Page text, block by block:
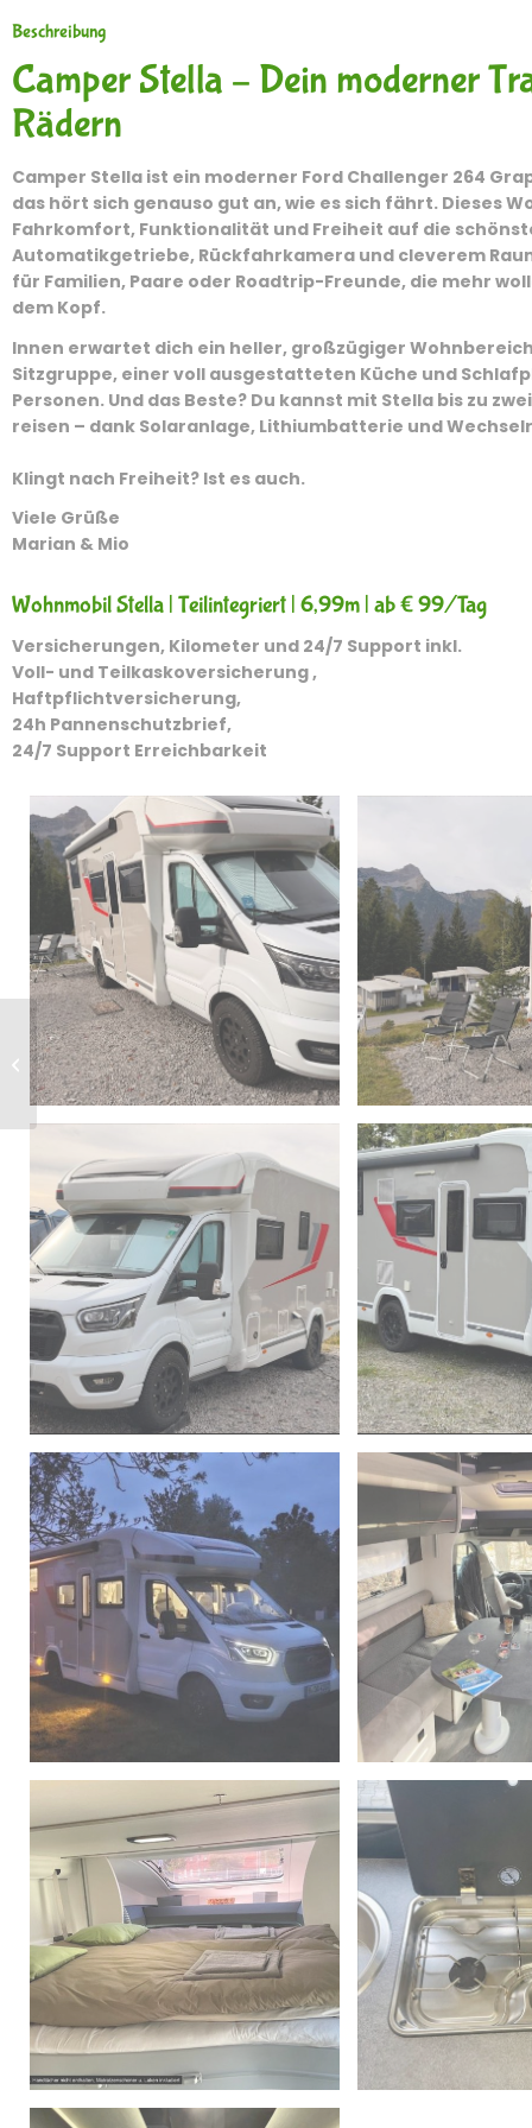
Beschreibung
Camper Stella – Dein moderner
Rädern
Camper Stella ist ein moderner Ford Challenger 264
das hört sich genauso gut an, wie es sich fährt. Dieses
Fahrkomfort, Funktionalität und Freiheit auf die
Automatikgetriebe, Rückfahrkamera und cleverem
für Familien, Paare oder Roadtrip-Freunde, die mehr
dem Kopf.
Innen erwartet dich ein heller, großzügiger
Sitzgruppe, einer voll ausgestatteten Küche und
Personen. Und das Beste? Du kannst mit Stella bis zu
reisen – dank Solaranlage, Lithiumbatterie und
Klingt nach Freiheit? Ist es auch.
Viele Grüße
Marian & Mio
Wohnmobil Stella | Teilintegriert | 6,99m | ab € 99/Tag
Versicherungen, Kilometer und 24/7 Support inkl.
Voll- und Teilkaskoversicherung ,
Haftpflichtversicherung,
24h Pannenschutzbrief,
24/7 Support Erreichbarkeit
Camper Jade